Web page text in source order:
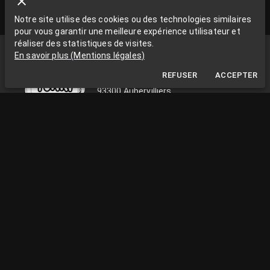
Funki Sign
La Grange aux rêves, 3 bis rue Chapon
93300 Aubervilliers
Notre site utilise des cookies ou des technologies similaires
pour vous garantir une meilleure expérience utilisateur et
réaliser des statistiques de visites.
En savoir plus (Mentions légales)
REFUSER ACCEPTER